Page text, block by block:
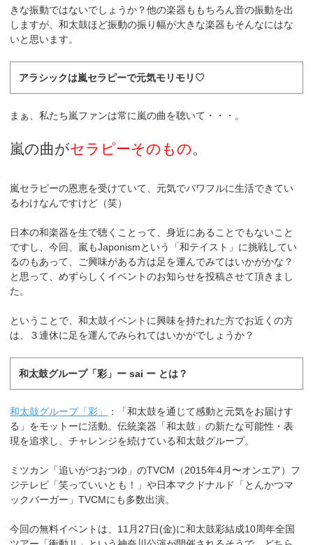
きな振動ではないでしょうか？他の楽器ももちろん音の振動を出
しますが、和太鼓ほど振動の振り幅が大きな楽器もそんなにはな
いと思います。
アラシックは嵐セラピーで元気モリモリ♡
まぁ、私たち嵐ファンは常に嵐の曲を聴いて・・・。
嵐の曲がセラピーそのもの。
嵐セラピーの恩恵を受けていて、元気でパワフルに生活できてい
るわけなんですけど（笑）
日本の和楽器を生で聴くことって、身近にあることでもないこと
ですし、今回、嵐もJaponismという「和テイスト」に挑戦してい
るのもあって、ご興味がある方は足を運んでみてはいかがかな？
と思って、めずらしくイベントのお知らせを投稿させて頂きまし
た。
ということで、和太鼓イベントに興味を持たれた方でお近くの方
は、３連休に足を運んでみられてはいかがでしょうか？
和太鼓グループ「彩」ー sai ー とは？
和太鼓グループ「彩」
：「和太鼓を通じて感動と元気をお届けす
る」をモットーに活動。伝統楽器「和太鼓」の新たな可能性・表
現を追求し、チャレンジを続けている和太鼓グループ。
ミツカン「追いがつおつゆ」のTVCM（2015年4月〜オンエア）フ
ジテレビ「笑っていいとも！」や日本マクドナルド「とんかつマ
ックバーガー」TVCMにも多数出演。
今回の無料イベントは、11月27日(金)に和太鼓彩結成10周年全国